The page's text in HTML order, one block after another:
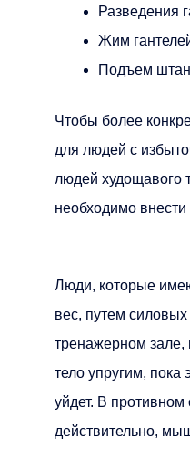
Разведения
Жим
Подъем
Чтобы более
для людей с
людей худощавого
необходимо внести
Люди, которые
вес, путем силовых
тренажерном зале,
тело упругим, пока
уйдет. В противном
действительно,